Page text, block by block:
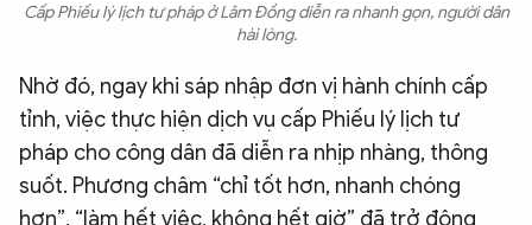
Cấp Phiếu lý lịch tư pháp ở Lâm Đồng diễn ra nhanh gọn, người dân
hài lòng.
Nhờ đó, ngay khi sáp nhập đơn vị hành chính cấp
tỉnh, việc thực hiện dịch vụ cấp Phiếu lý lịch tư
pháp cho công dân đã diễn ra nhịp nhàng, thông
suốt. Phương châm “chỉ tốt hơn, nhanh chóng
hơn”, “làm hết việc, không hết giờ” đã trở động